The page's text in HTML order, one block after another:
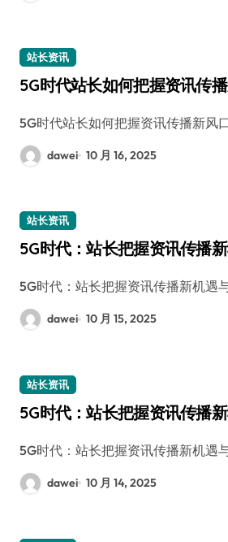
站长资讯
5G时代站长如何把握资讯传
5G时代站长如何把握资讯传播新风
dawei 10 月 16, 2025
站长资讯
5G时代：站长把握资讯传播
5G时代：站长把握资讯传播新机遇
dawei 10 月 15, 2025
站长资讯
5G时代：站长把握资讯传播
5G时代：站长把握资讯传播新机遇
dawei 10 月 14, 2025